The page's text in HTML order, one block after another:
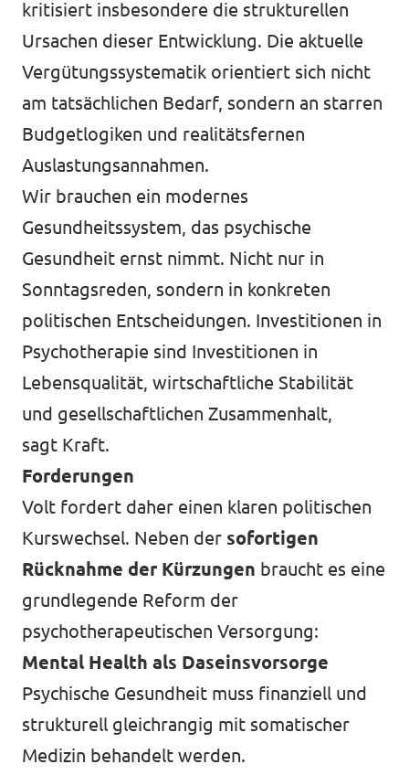
kritisiert insbesondere die strukturellen
Ursachen dieser Entwicklung. Die aktuelle
Vergütungssystematik orientiert sich nicht
am tatsächlichen Bedarf, sondern an starren
Budgetlogiken und realitätsfernen
Auslastungsannahmen.
Wir brauchen ein modernes
Gesundheitssystem, das psychische
Gesundheit ernst nimmt. Nicht nur in
Sonntagsreden, sondern in konkreten
politischen Entscheidungen. Investitionen in
Psychotherapie sind Investitionen in
Lebensqualität, wirtschaftliche Stabilität
und gesellschaftlichen Zusammenhalt,
sagt Kraft.
Forderungen
Volt fordert daher einen klaren politischen
Kurswechsel. Neben der sofortigen
Rücknahme der Kürzungen braucht es eine
grundlegende Reform der
psychotherapeutischen Versorgung:
Mental Health als Daseinsvorsorge
Psychische Gesundheit muss finanziell und
strukturell gleichrangig mit somatischer
Medizin behandelt werden.